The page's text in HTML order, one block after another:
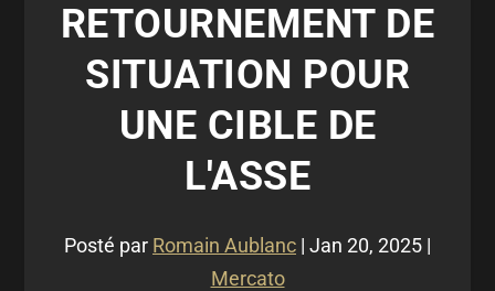
RETOURNEMENT DE
SITUATION POUR
UNE CIBLE DE
L'ASSE
Posté par Romain Aublanc | Jan 20, 2025 |
Mercato